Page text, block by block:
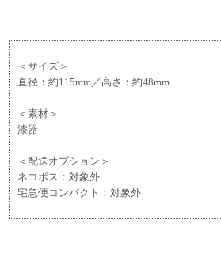
＜サイズ＞
直径：約115mm／高さ：約48mm
＜素材＞
漆器
＜配送オプション＞
ネコポス：対象外
宅急便コンパクト：対象外